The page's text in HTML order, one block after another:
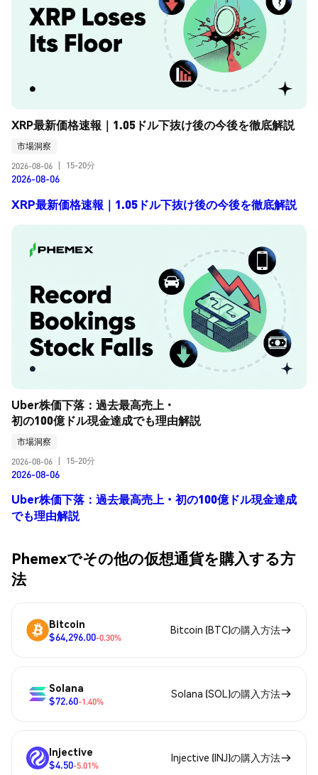
XRP最新価格速報｜1.05ドル下抜け後の今後を徹底解説
市場洞察
2026-08-06
15-20分
2026-08-06
XRP最新価格速報｜1.05ドル下抜け後の今後を徹底解説
Uber株価下落：過去最高売上・
初の100億ドル現金達成でも理由解説
市場洞察
2026-08-06
15-20分
2026-08-06
Uber株価下落：過去最高売上・初の100億ドル現金達成
でも理由解説
Phemexでその他の仮想通貨を購入する方
法
Bitcoin
$64,296.00-0.30%
Bitcoin (BTC)の購入方法
Solana
$72.60-1.40%
Solana (SOL)の購入方法
Injective
$4.50-5.01%
Injective (INJ)の購入方法